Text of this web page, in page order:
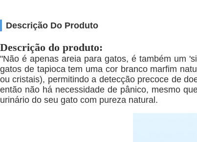
Descrição Do Produto
Descrição do produto:
"Não é apenas areia para gatos, é também um
gatos de tapioca tem uma cor branco marfim
ou cristais), permitindo a detecção precoce de
então não há necessidade de pânico, mesmo
urinário do seu gato com pureza natural.